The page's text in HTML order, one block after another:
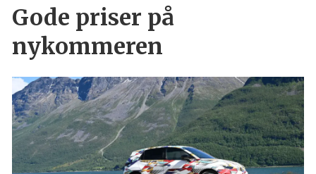
Gode priser på
nykommeren